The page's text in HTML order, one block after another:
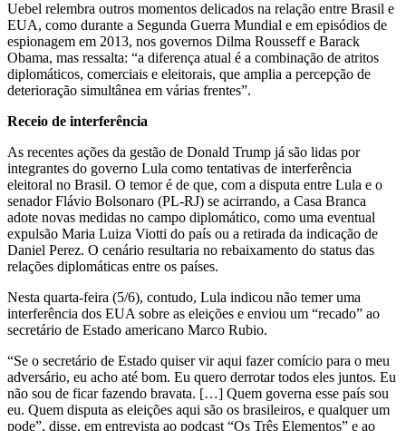
Uebel relembra outros momentos delicados na relação entre Brasil e
EUA, como durante a Segunda Guerra Mundial e em episódios de
espionagem em 2013, nos governos Dilma Rousseff e Barack
Obama, mas ressalta: “a diferença atual é a combinação de atritos
diplomáticos, comerciais e eleitorais, que amplia a percepção de
deterioração simultânea em várias frentes”.
Receio de interferência
As recentes ações da gestão de Donald Trump já são lidas por
integrantes do governo Lula como tentativas de interferência
eleitoral no Brasil. O temor é de que, com a disputa entre Lula e o
senador Flávio Bolsonaro (PL-RJ) se acirrando, a Casa Branca
adote novas medidas no campo diplomático, como uma eventual
expulsão Maria Luiza Viotti do país ou a retirada da indicação de
Daniel Perez. O cenário resultaria no rebaixamento do status das
relações diplomáticas entre os países.
Nesta quarta-feira (5/6), contudo, Lula indicou não temer uma
interferência dos EUA sobre as eleições e enviou um “recado” ao
secretário de Estado americano Marco Rubio.
“Se o secretário de Estado quiser vir aqui fazer comício para o meu
adversário, eu acho até bom. Eu quero derrotar todos eles juntos. Eu
não sou de ficar fazendo bravata. […] Quem governa esse país sou
eu. Quem disputa as eleições aqui são os brasileiros, e qualquer um
pode”, disse, em entrevista ao podcast “Os Três Elementos” e ao